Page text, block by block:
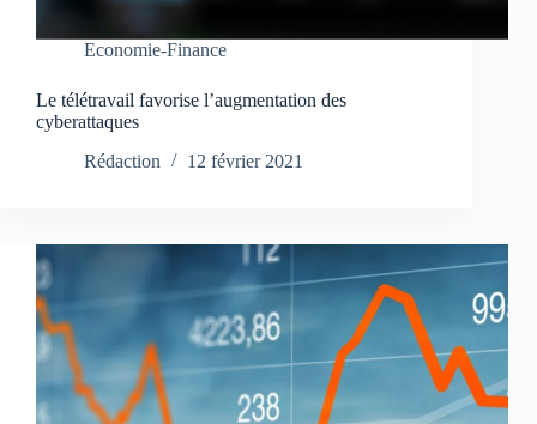
Economie-Finance
Le télétravail favorise l’augmentation des
cyberattaques
Rédaction
12 février 2021